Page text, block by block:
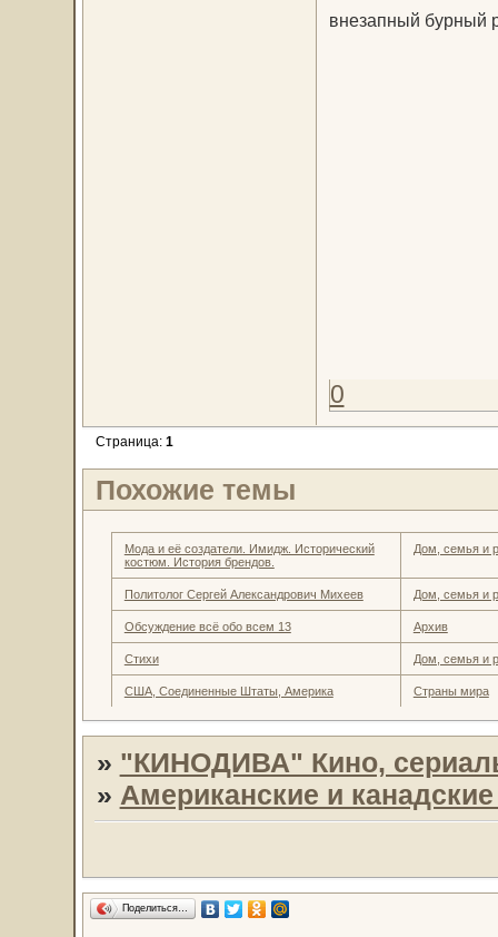
внезапный бурный
0
Страница: 1
Похожие темы
Мода и её создатели. Имидж. Исторический
костюм. История брендов.
Дом, семья и
Политолог Сергей Александрович Михеев Дом, семья и
Обсуждение всё обо всем 13 Архив
Стихи Дом, семья и
США, Соединенные Штаты, Америка Страны мира
» "КИНОДИВА" Кино,
» Американские и
Поделиться…